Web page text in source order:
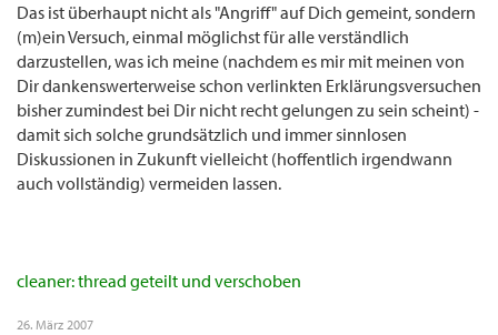
Das ist überhaupt nicht als "Angriff" auf Dich gemeint, sondern
(m)ein Versuch, einmal möglichst für alle verständlich
darzustellen, was ich meine (nachdem es mir mit meinen von
Dir dankenswerterweise schon verlinkten Erklärungsversuchen
bisher zumindest bei Dir nicht recht gelungen zu sein scheint) -
damit sich solche grundsätzlich und immer sinnlosen
Diskussionen in Zukunft vielleicht (hoffentlich irgendwann
auch vollständig) vermeiden lassen.
cleaner: thread geteilt und verschoben
26. März 2007